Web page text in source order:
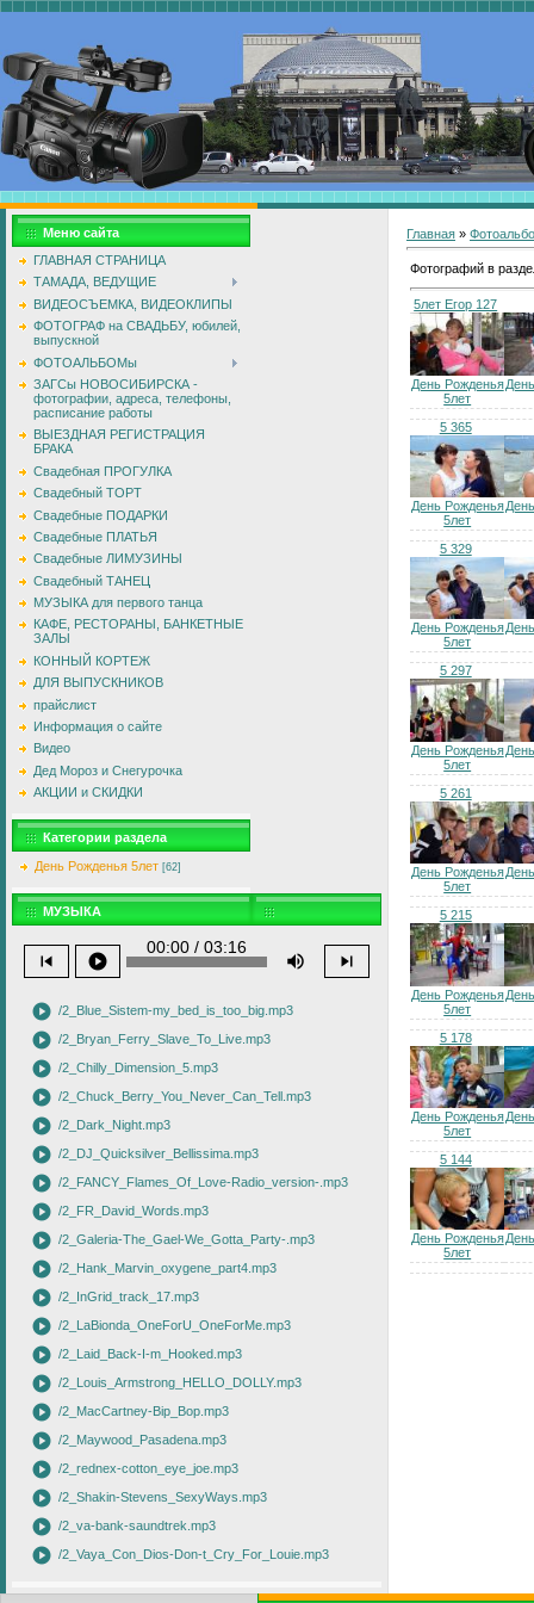
Меню сайта
ГЛАВНАЯ СТРАНИЦА
ТАМАДА, ВЕДУЩИЕ
ВИДЕОСЪЕМКА, ВИДЕОКЛИПЫ
ФОТОГРАФ на СВАДЬБУ, юбилей,
выпускной
ФОТОАЛЬБОМы
ЗАГСы НОВОСИБИРСКА -
фотографии, адреса, телефоны,
расписание работы
ВЫЕЗДНАЯ РЕГИСТРАЦИЯ
БРАКА
Свадебная ПРОГУЛКА
Свадебный ТОРТ
Свадебные ПОДАРКИ
Свадебные ПЛАТЬЯ
Свадебные ЛИМУЗИНЫ
Свадебный ТАНЕЦ
МУЗЫКА для первого танца
КАФЕ, РЕСТОРАНЫ, БАНКЕТНЫЕ
ЗАЛЫ
КОННЫЙ КОРТЕЖ
ДЛЯ ВЫПУСКНИКОВ
прайслист
Информация о сайте
Видео
Дед Мороз и Снегурочка
АКЦИИ и СКИДКИ
Категории раздела
День Рожденья 5лет [62]
МУЗЫКА
skip_previous play_circle
00:00 / 03:16
volume_up skip_next
play_circle /2_Blue_Sistem-my_bed_is_too_big.mp3
play_circle /2_Bryan_Ferry_Slave_To_Live.mp3
play_circle /2_Chilly_Dimension_5.mp3
play_circle /2_Chuck_Berry_You_Never_Can_Tell.mp3
play_circle /2_Dark_Night.mp3
play_circle /2_DJ_Quicksilver_Bellissima.mp3
play_circle /2_FANCY_Flames_Of_Love-Radio_version-.mp3
play_circle /2_FR_David_Words.mp3
play_circle /2_Galeria-The_Gael-We_Gotta_Party-.mp3
play_circle /2_Hank_Marvin_oxygene_part4.mp3
play_circle /2_InGrid_track_17.mp3
play_circle /2_LaBionda_OneForU_OneForMe.mp3
play_circle /2_Laid_Back-I-m_Hooked.mp3
play_circle /2_Louis_Armstrong_HELLO_DOLLY.mp3
play_circle /2_MacCartney-Bip_Bop.mp3
play_circle /2_Maywood_Pasadena.mp3
play_circle /2_rednex-cotton_eye_joe.mp3
play_circle /2_Shakin-Stevens_SexyWays.mp3
play_circle /2_va-bank-saundtrek.mp3
play_circle /2_Vaya_Con_Dios-Don-t_Cry_For_Louie.mp3
Главная »
Фотографий в
5лет Егор 127
День Рожденья
5лет
5 365
День Рожденья
5лет
5 329
День Рожденья
5лет
5 297
День Рожденья
5лет
5 261
День Рожденья
5лет
5 215
День Рожденья
5лет
5 178
День Рожденья
5лет
5 144
День Рожденья
5лет